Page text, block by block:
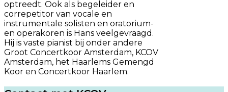
optreedt. Ook als begeleider en
correpetitor van vocale en
instrumentale solisten en oratorium-
en operakoren is Hans veelgevraagd.
Hij is vaste pianist bij onder andere
Groot Concertkoor Amsterdam, KCOV
Amsterdam, het Haarlems Gemengd
Koor en Concertkoor Haarlem.